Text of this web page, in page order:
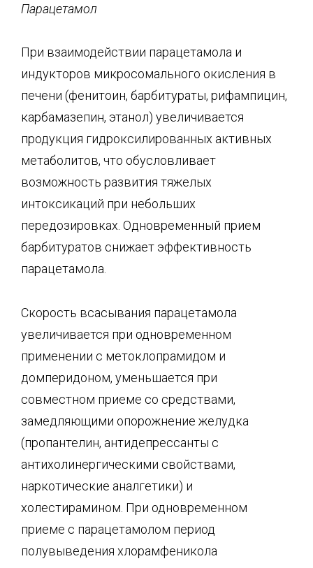
Парацетамол
При взаимодействии парацетамола и
индукторов микросомального окисления в
печени (фенитоин, барбитураты, рифампицин,
карбамазепин, этанол) увеличивается
продукция гидроксилированных активных
метаболитов, что обусловливает
возможность развития тяжелых
интоксикаций при небольших
передозировках. Одновременный прием
барбитуратов снижает эффективность
парацетамола.
Скорость всасывания парацетамола
увеличивается при одновременном
применении с метоклопрамидом и
домперидоном, уменьшается при
совместном приеме со средствами,
замедляющими опорожнение желудка
(пропантелин, антидепрессанты с
антихолинергическими свойствами,
наркотические аналгетики) и
холестирамином. При одновременном
приеме с парацетамолом период
полувыведения хлорамфеникола